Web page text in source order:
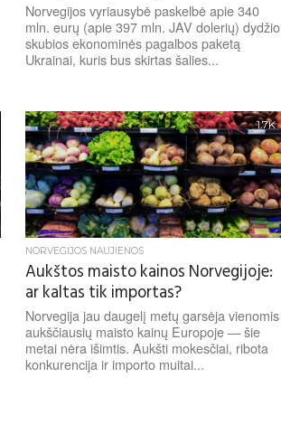
Norvegijos vyriausybė paskelbė apie 340
mln. eurų (apie 397 mln. JAV dolerių) dydžio
skubios ekonominės pagalbos paketą
Ukrainai, kuris bus skirtas šalies...
1.7K
NORVEGIJOS NAUJIENOS
Aukštos maisto kainos Norvegijoje:
ar kaltas tik importas?
Norvegija jau daugelį metų garsėja vienomis
aukščiausių maisto kainų Europoje — šie
metai nėra išimtis. Aukšti mokesčiai, ribota
konkurencija ir importo muitai...